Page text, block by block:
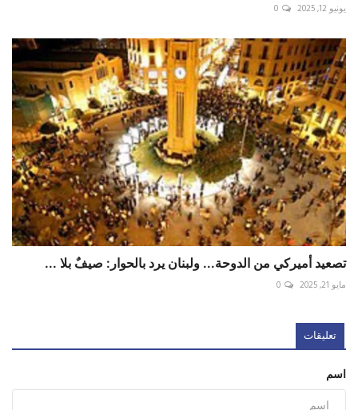
يونيو 12, 2025 0
تصعيد أميركي من الدوحة... ولبنان يرد بالحوار: صيفٌ بلا ...
مايو 21, 2025 0
تعليقات
اسم